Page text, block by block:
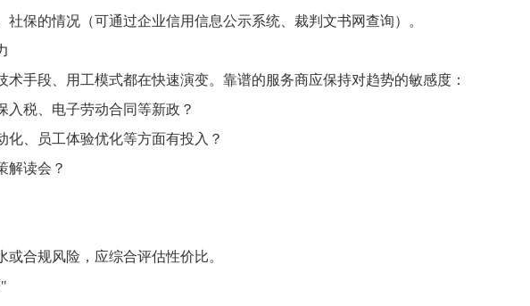
保的情况（可通过企业信用信息公示系统、裁判文书网查询）。
术手段、用工模式都在快速演变。靠谱的服务商应保持对趋势的敏感度：
入税、电子劳动合同等新政？
化、员工体验优化等方面有投入？
解读会？
合规风险，应综合评估性价比。